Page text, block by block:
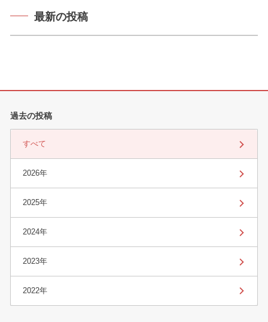
過去の投稿
すべて
2026年
2025年
2024年
2023年
2022年
最新の投稿